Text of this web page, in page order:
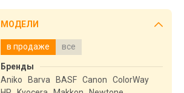
МОДЕЛИ
в продаже все
Бренды
Aniko
Barva BASF Canon
ColorWay